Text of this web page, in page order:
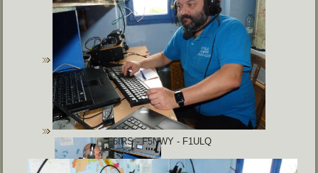
F6IRS - F5NWY - F1ULQ